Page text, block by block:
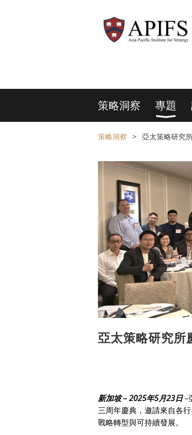
策略洞察 專題
策略洞察 亞太策略研究
亞太策略研究所
新加坡 – 2025年5月23日–
三周年慶典，邀請來自各
戰略轉型與可持續發展。